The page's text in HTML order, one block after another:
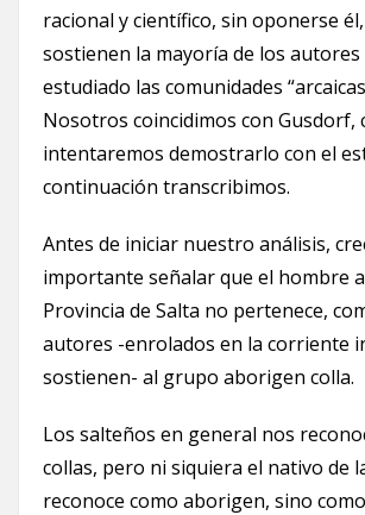
racional y científico, sin oponerse
sostienen la mayoría de los autores
estudiado las comunidades
Nosotros coincidimos con Gusdorf,
intentaremos demostrarlo con el
continuación transcribimos.
Antes de iniciar nuestro análisis,
importante señalar que el hombre
Provincia de Salta no pertenece,
autores -enrolados en la corriente
sostienen- al grupo aborigen colla.
Los salteños en general nos
collas, pero ni siquiera el nativo de
reconoce como aborigen, sino